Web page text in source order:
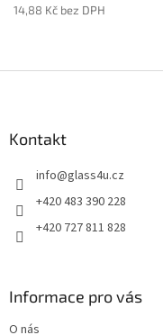
14,88 Kč bez DPH
Kontakt
info@glass4u.cz
+420 483 390 228
+420 727 811 828
Informace pro vás
O nás